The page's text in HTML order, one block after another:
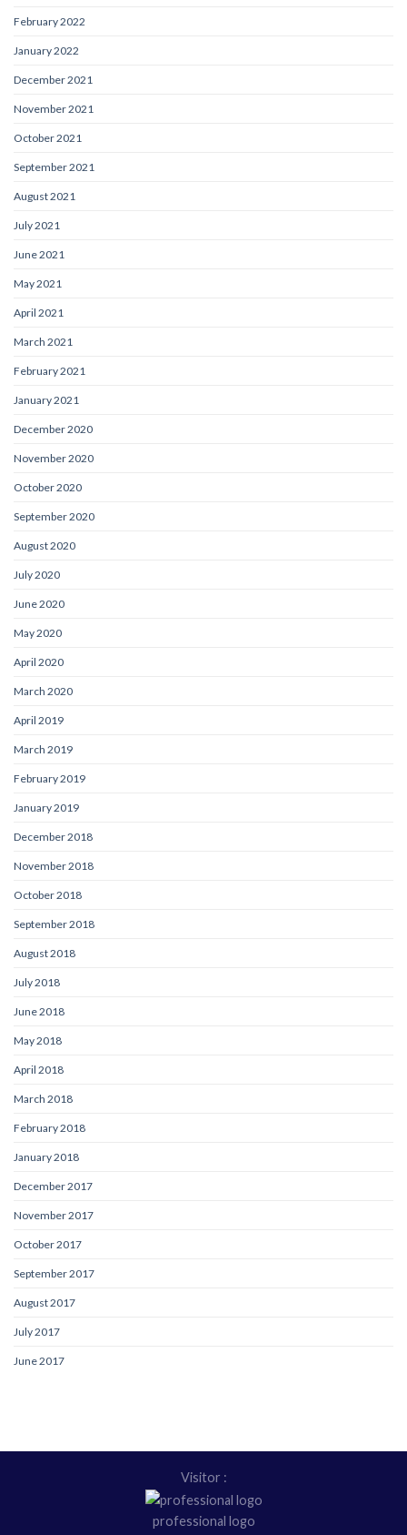
February 2022
January 2022
December 2021
November 2021
October 2021
September 2021
August 2021
July 2021
June 2021
May 2021
April 2021
March 2021
February 2021
January 2021
December 2020
November 2020
October 2020
September 2020
August 2020
July 2020
June 2020
May 2020
April 2020
March 2020
April 2019
March 2019
February 2019
January 2019
December 2018
November 2018
October 2018
September 2018
August 2018
July 2018
June 2018
May 2018
April 2018
March 2018
February 2018
January 2018
December 2017
November 2017
October 2017
September 2017
August 2017
July 2017
June 2017
Visitor :
professional logo